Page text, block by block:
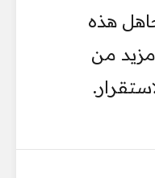
هذه
مزيد من